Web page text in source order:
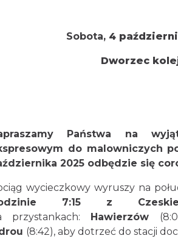
Sobota, 4
Dworzec
Państwa na
do malowniczych
2025 odbędzie się
wycieczkowy wyruszy na
7:15 z
przystankach: Hawierzów
(8:42), aby dotrzeć do stacji